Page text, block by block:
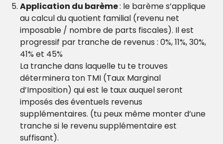
Application du barème : le barème s’applique
au calcul du quotient familial (revenu net
imposable / nombre de parts fiscales). Il est
progressif par tranche de revenus : 0%, 11%, 30%,
41% et 45%
La tranche dans laquelle tu te trouves
déterminera ton TMI (Taux Marginal
d’Imposition) qui est le taux auquel seront
imposés des éventuels revenus
supplémentaires. (tu peux même monter d’une
tranche si le revenu supplémentaire est
suffisant).